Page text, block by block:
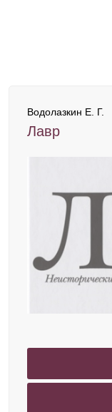
Водолазкин Е. Г.
Лавр